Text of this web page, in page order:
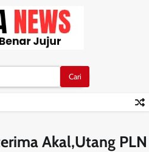
Akal,Utang PLN